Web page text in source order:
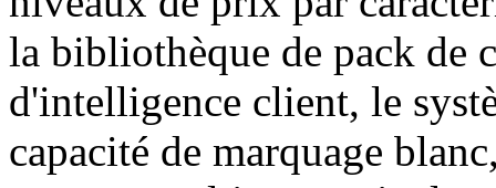
la bibliothèque de pack de
d'intelligence client, le
capacité de marquage